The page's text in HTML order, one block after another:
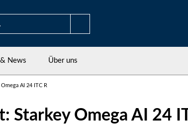
News Über uns
AI 24 ITC R
Starkey Omega AI 24